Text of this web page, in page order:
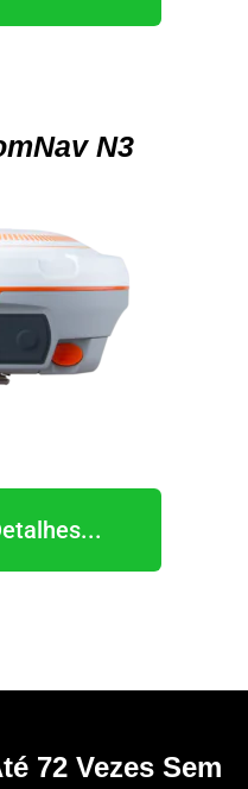
N3
72 Vezes Sem